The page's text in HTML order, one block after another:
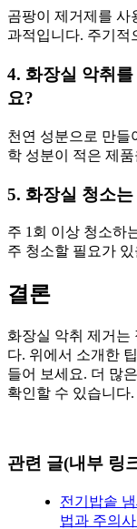
곰팡이 제거제를 사
과적입니다. 주기적
4. 화장실 악취
요?
천연 성분으로 만들
학 성분이 적은 제
5. 화장실 청소
주 1회 이상 청소하
주 청소할 필요가
결론
화장실 악취 제거는
다. 위에서 소개한
들어 보세요. 더 많
확인할 수 있습니다.
관련 글(내부 링
전기밥솥
법과 주의